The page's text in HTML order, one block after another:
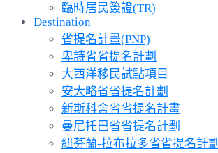
臨時居民簽證(TR)
Destination
省提名計畫(PNP)
卑詩省省提名計劃
大西洋移民試點項目
安大略省省提名計劃
新斯科舍省省提名計畫
曼尼托巴省省提名計劃
紐芬蘭-拉布拉多省省提名計劃